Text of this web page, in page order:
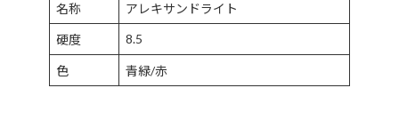
名称 アレキサンドライト
硬度 8.5
色 青緑/赤